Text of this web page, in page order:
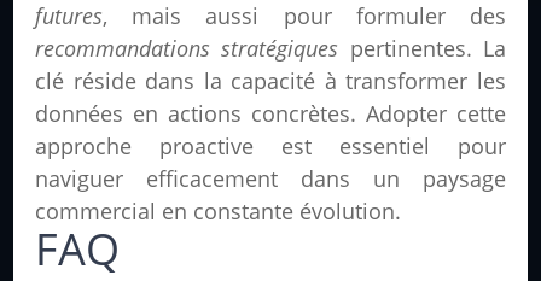
futures, mais aussi pour formuler des
recommandations stratégiques pertinentes. La
clé réside dans la capacité à transformer les
données en actions concrètes. Adopter cette
approche proactive est essentiel pour
naviguer efficacement dans un paysage
commercial en constante évolution.
FAQ